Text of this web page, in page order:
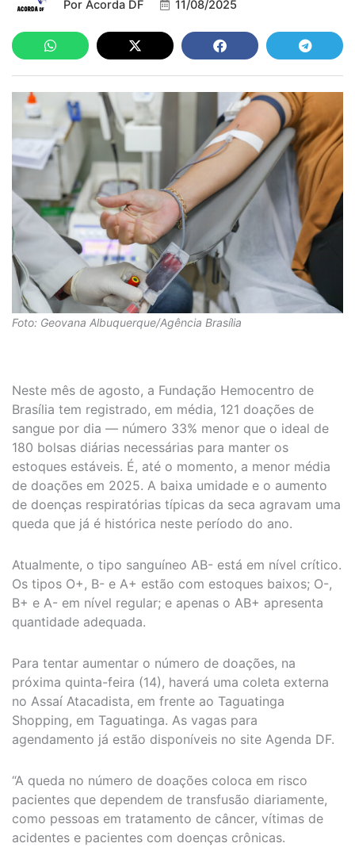
Por Acorda DF 11/08/2025
Foto: Geovana Albuquerque/Agência Brasília
Neste mês de agosto, a Fundação Hemocentro de
Brasília tem registrado, em média, 121 doações de
sangue por dia — número 33% menor que o ideal de
180 bolsas diárias necessárias para manter os
estoques estáveis. É, até o momento, a menor média
de doações em 2025. A baixa umidade e o aumento
de doenças respiratórias típicas da seca agravam uma
queda que já é histórica neste período do ano.
Atualmente, o tipo sanguíneo AB- está em nível crítico.
Os tipos O+, B- e A+ estão com estoques baixos; O-,
B+ e A- em nível regular; e apenas o AB+ apresenta
quantidade adequada.
Para tentar aumentar o número de doações, na
próxima quinta-feira (14), haverá uma coleta externa
no Assaí Atacadista, em frente ao Taguatinga
Shopping, em Taguatinga. As vagas para
agendamento já estão disponíveis no site Agenda DF.
“A queda no número de doações coloca em risco
pacientes que dependem de transfusão diariamente,
como pessoas em tratamento de câncer, vítimas de
acidentes e pacientes com doenças crônicas.